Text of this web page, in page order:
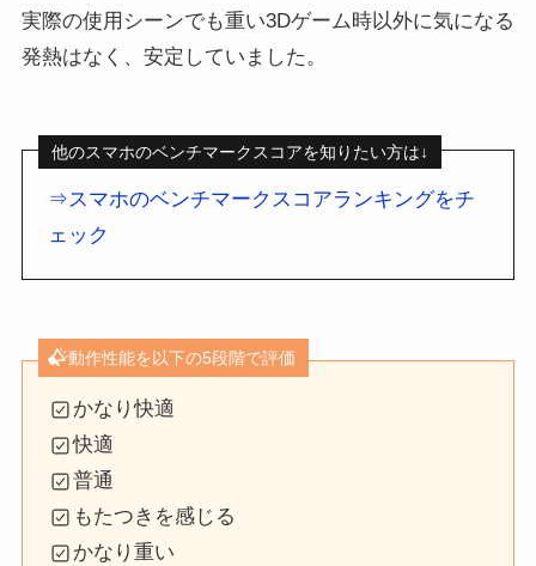
実際の使用シーンでも重い3Dゲーム時以外に気になる
発熱はなく、安定していました。
他のスマホのベンチマークスコアを知りたい方は↓
⇒スマホのベンチマークスコアランキングをチ
ェック
動作性能を以下の5段階で評価
かなり快適
快適
普通
もたつきを感じる
かなり重い